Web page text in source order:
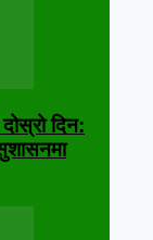
दिन: